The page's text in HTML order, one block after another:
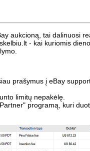
aukcioną, tai dalinuosi
- kai kuriomis
prašymus į eBay
limitų nepakėlę.
programą, kuri